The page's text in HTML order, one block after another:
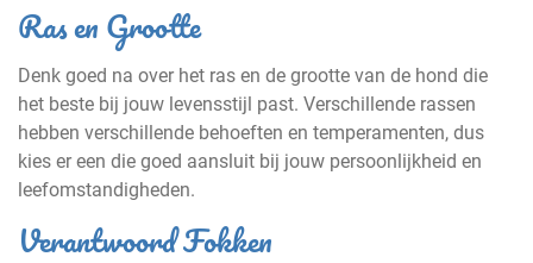
Ras en Grootte
Denk goed na over het ras en de grootte van de hond die
het beste bij jouw levensstijl past. Verschillende rassen
hebben verschillende behoeften en temperamenten, dus
kies er een die goed aansluit bij jouw persoonlijkheid en
leefomstandigheden.
Verantwoord Fokken